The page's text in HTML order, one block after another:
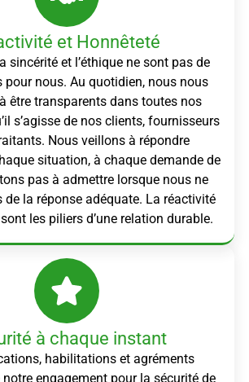
et Honnêteté
sincérité et l’éthique ne sont pas de
pour nous. Au quotidien, nous nous
être transparents dans toutes nos
s’agisse de nos clients, fournisseurs
Nous veillons à répondre
situation, à chaque demande de
pas à admettre lorsque nous ne
la réponse adéquate. La réactivité
les piliers d’une relation durable.
à chaque instant
habilitations et agréments
engagement pour la sécurité de